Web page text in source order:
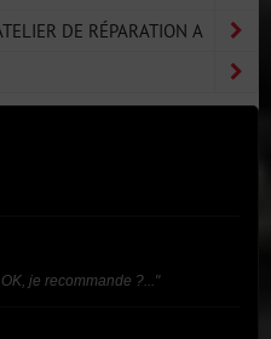
DE RÉPARATION A
je recommande ?..."